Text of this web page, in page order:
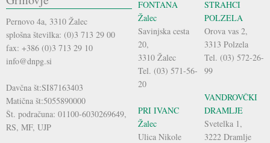
Pernovo 4a, 3310 Žalec
splošna številka: (0)3 713 29 00
fax: +386 (0)3 713 29 10
info@dnpg.si
Davčna št:SI87163403
Matična št:5055890000
Št. podračuna: 01100-6030269649,
RS, MF, UJP
FONTANA
Žalec
Savinjska cesta
20,
3310 Žalec
Tel. (03) 571-56-
20
PRI IVANC
Žalec
Ulica Nikole
STRAHCI
POLZELA
Orova vas 2,
3313 Polzela
Tel. (03) 572-26-
99
VANDROVČKI
DRAMLJE
Svetelka 1,
3222 Dramlje